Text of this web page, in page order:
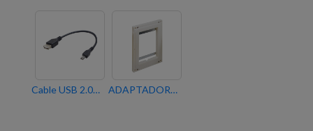
Cable USB 2.0 para Iddero Verso ADAPTADOR PARA MONTAJE ENRASADO DE PANTALLAS TÁCTILES IDDERO VERSO Y VERSO+IP